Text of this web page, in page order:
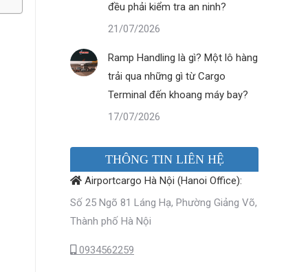
đều phải kiểm tra an ninh?
21/07/2026
Ramp Handling là gì? Một lô hàng
trải qua những gì từ Cargo
Terminal đến khoang máy bay?
17/07/2026
THÔNG TIN LIÊN HỆ
Airportcargo Hà Nội (Hanoi Office):
Số 25 Ngõ 81 Láng Hạ, Phường Giảng Võ,
Thành phố Hà Nội
0934562259